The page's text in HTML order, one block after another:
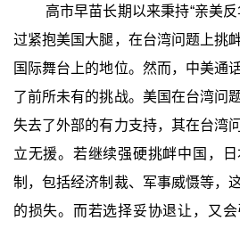
高市早苗长期以来秉持“亲美
过紧抱美国大腿，在台湾问题上挑
国际舞台上的地位。然而，中美通
了前所未有的挑战。美国在台湾问
失去了外部的有力支持，其在台湾
立无援。若继续强硬挑衅中国，
制，包括经济制裁、军事威慑等，
的损失。而若选择妥协退让，又